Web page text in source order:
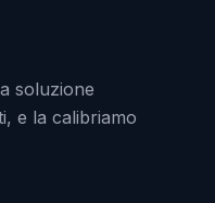
soluzione
e la calibriamo